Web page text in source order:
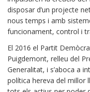
disposar d’un projecte
nous temps i amb
funcionament, control i
El 2016 el Partit
Puigdemont, relleu del
Generalitat, i s’aboca a
política hereva del millor